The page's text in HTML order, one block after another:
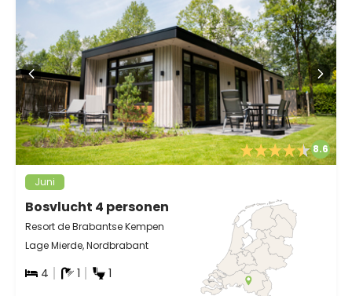
8.6
Juni
Bosvlucht 4 personen
Resort de Brabantse Kempen
Lage Mierde, Nordbrabant
4 1 1